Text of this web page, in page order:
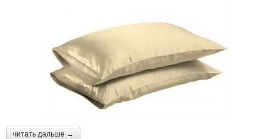
читать дальше →